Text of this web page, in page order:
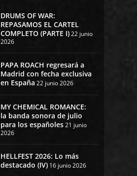
DRUMS OF WAR:
REPASAMOS EL CARTEL
COMPLETO (PARTE I)22 junio
2026
PAPA ROACH regresará a
Madrid con fecha exclusiva
en España 22 junio 2026
MY CHEMICAL ROMANCE:
la banda sonora de julio
para los españoles21 junio
2026
HELLFEST 2026: Lo más
destacado (IV) 16 junio 2026